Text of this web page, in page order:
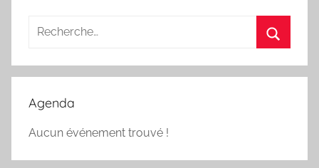
Recherche
:
Agenda
Aucun événement trouvé !